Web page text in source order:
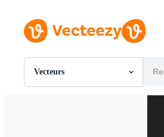
Vecteurs
Toutes Images